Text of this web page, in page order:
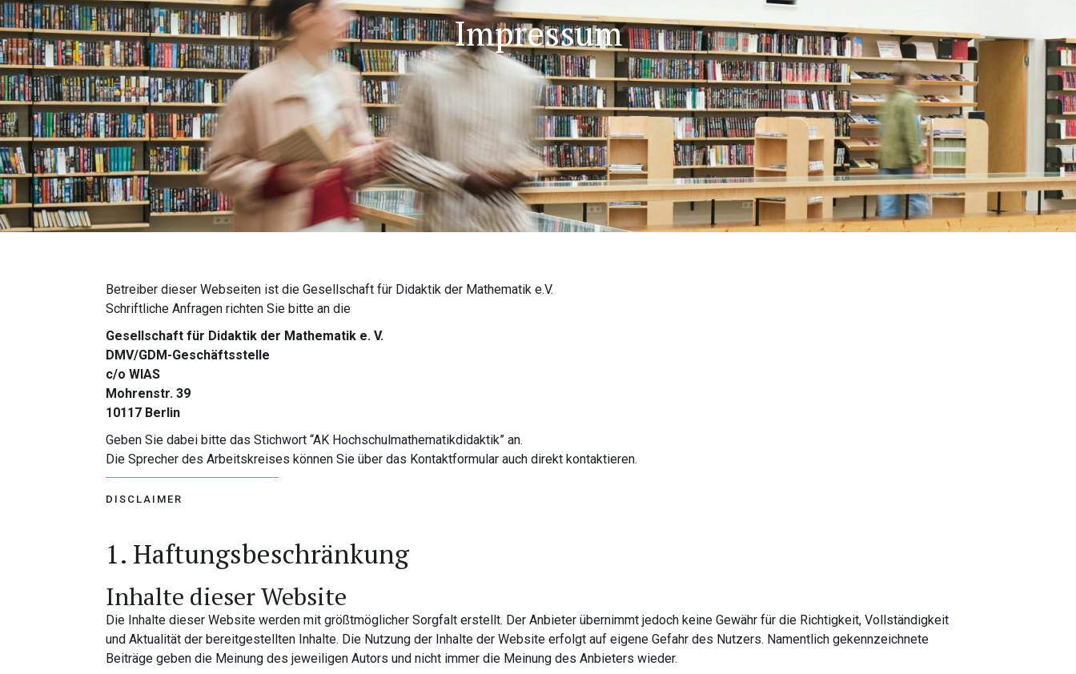
Impressum
Betreiber dieser Webseiten ist die Gesellschaft für Didaktik der Mathematik e.V.
Schriftliche Anfragen richten Sie bitte an die
Gesellschaft für Didaktik der Mathematik e. V.
DMV/GDM-Geschäftsstelle
c/o WIAS
Mohrenstr. 39
10117 Berlin
Geben Sie dabei bitte das Stichwort “AK Hochschulmathematikdidaktik” an.
Die Sprecher des Arbeitskreises können Sie über das Kontaktformular auch direkt kontaktieren.
DISCLAIMER
1. Haftungsbeschränkung
Inhalte dieser Website
Die Inhalte dieser Website werden mit größtmöglicher Sorgfalt erstellt. Der Anbieter übernimmt jedoch keine Gewähr für die Richtigkeit, Vollständigkeit
und Aktualität der bereitgestellten Inhalte. Die Nutzung der Inhalte der Website erfolgt auf eigene Gefahr des Nutzers. Namentlich gekennzeichnete
Beiträge geben die Meinung des jeweiligen Autors und nicht immer die Meinung des Anbieters wieder.